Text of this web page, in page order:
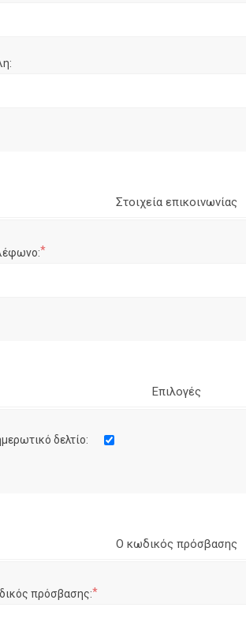
Στοιχεία επικοινωνίας
*
Επιλογές
δελτίο:
Ο κωδικός πρόσβασης
πρόσβασης:*